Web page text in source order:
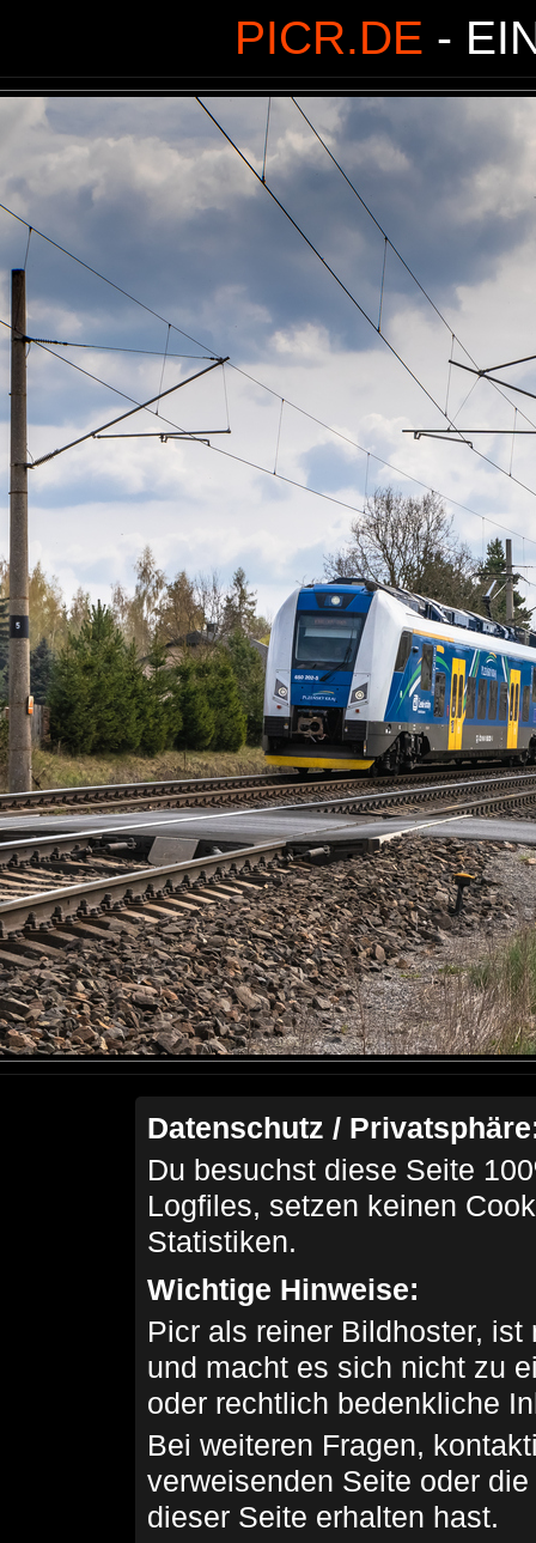
PICR.DE -
Datenschutz /
Du besuchst diese Seite
Logfiles, setzen keinen
Statistiken.
Wichtige Hinweise:
Picr als reiner Bildhoster,
und macht es sich nicht zu
oder rechtlich bedenkliche
Bei weiteren Fragen,
verweisenden Seite oder
dieser Seite erhalten hast.